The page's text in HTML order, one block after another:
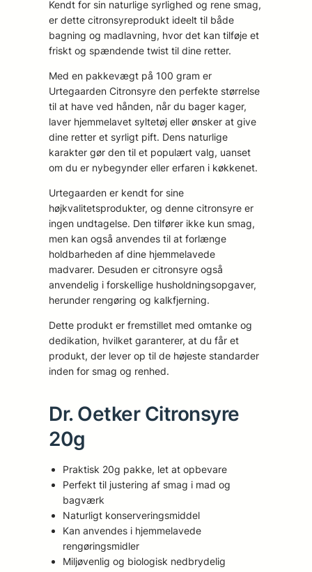
Kendt for sin naturlige syrlighed og rene smag,
er dette citronsyreprodukt ideelt til både
bagning og madlavning, hvor det kan tilføje et
friskt og spændende twist til dine retter.
Med en pakkevægt på 100 gram er
Urtegaarden Citronsyre den perfekte størrelse
til at have ved hånden, når du bager kager,
laver hjemmelavet syltetøj eller ønsker at give
dine retter et syrligt pift. Dens naturlige
karakter gør den til et populært valg, uanset
om du er nybegynder eller erfaren i køkkenet.
Urtegaarden er kendt for sine
højkvalitetsprodukter, og denne citronsyre er
ingen undtagelse. Den tilfører ikke kun smag,
men kan også anvendes til at forlænge
holdbarheden af dine hjemmelavede
madvarer. Desuden er citronsyre også
anvendelig i forskellige husholdningsopgaver,
herunder rengøring og kalkfjerning.
Dette produkt er fremstillet med omtanke og
dedikation, hvilket garanterer, at du får et
produkt, der lever op til de højeste standarder
inden for smag og renhed.
Dr. Oetker Citronsyre
20g
Praktisk 20g pakke, let at opbevare
Perfekt til justering af smag i mad og
bagværk
Naturligt konserveringsmiddel
Kan anvendes i hjemmelavede
rengøringsmidler
Miljøvenlig og biologisk nedbrydelig